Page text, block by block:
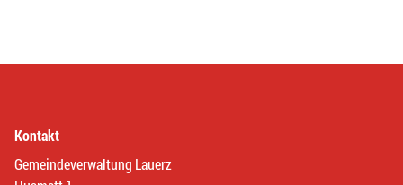
Kontakt
Gemeindeverwaltung Lauerz